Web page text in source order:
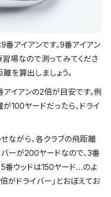
アイアンです。9番アイアン
習場なので測ってみてくださ
を算出しましょう。
イアンの2倍が目安です。例
100ヤードだったら、ドライ
ながら、各クラブの飛距離
バーが200ヤードなので、3番
5番ウッドは150ヤード…のよ
がドライバー」とおぼえてお